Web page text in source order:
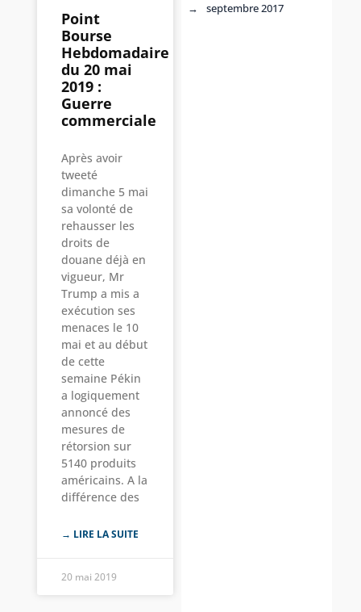
Point
Bourse
Hebdomadaire
du 20 mai
2019 :
Guerre
commerciale
Après avoir
tweeté
dimanche 5 mai
sa volonté de
rehausser les
droits de
douane déjà en
vigueur, Mr
Trump a mis a
exécution ses
menaces le 10
mai et au début
de cette
semaine Pékin
a logiquement
annoncé des
mesures de
rétorsion sur
5140 produits
américains. A la
différence des
→ LIRE LA SUITE
20 mai 2019
septembre 2017